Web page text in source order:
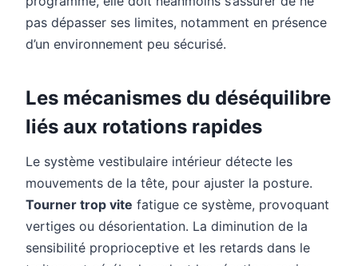
pas dépasser ses limites, notamment en présence
d’un environnement peu sécurisé.
Les mécanismes du déséquilibre
liés aux rotations rapides
Le système vestibulaire intérieur détecte les
mouvements de la tête, pour ajuster la posture.
Tourner trop vite fatigue ce système, provoquant
vertiges ou désorientation. La diminution de la
sensibilité proprioceptive et les retards dans le